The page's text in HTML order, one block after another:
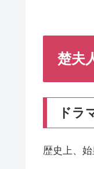
楚夫
ドラ
歴史上、